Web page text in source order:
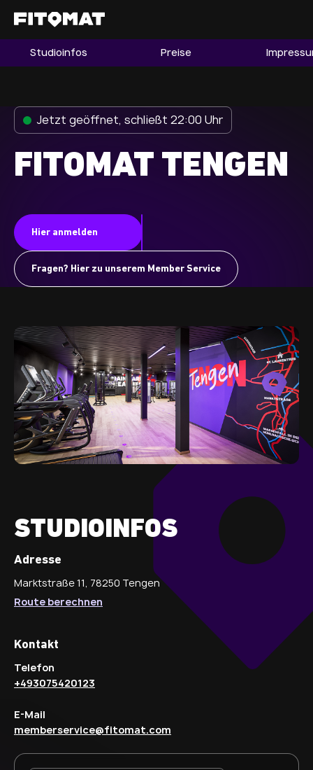
Gym
Franchise
Guide
Firmenfitness
Mitglieder LOGIN
Studioinfos Preise
Jetzt geöffnet, schließt 22:00 Uhr
FITOMAT TENGEN
Hier anmelden
Fragen? Hier zu unserem Member Service
STUDIOINFOS
Adresse
Marktstraße 11, 78250 Tengen
Route berechnen
Kontakt
Telefon
+493075420123
E-Mail
memberservice@fitomat.com